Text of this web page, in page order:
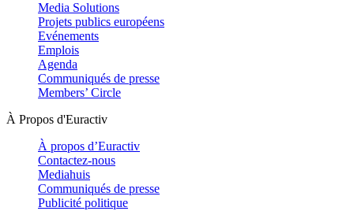
Media Solutions
Projets publics européens
Evénements
Emplois
Agenda
Communiqués de presse
Members’ Circle
À Propos d'Euractiv
À propos d’Euractiv
Contactez-nous
Mediahuis
Communiqués de presse
Publicité politique